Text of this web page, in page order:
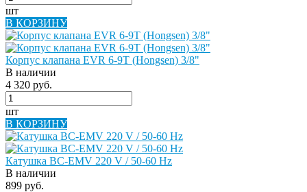
шт
В КОРЗИНУ
Корпус клапана EVR 6-9T (Hongsen) 3/8"
В наличии
4 320 руб.
шт
В КОРЗИНУ
Катушка BC-EMV 220 V / 50-60 Hz
В наличии
899 руб.